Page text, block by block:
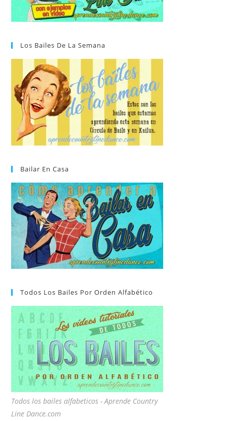
Los Bailes De La Semana
Bailar En Casa
Todos Los Bailes Por Orden Alfabético
Todos los bailes alfabeticos - Aprende Country
Line Dance.com